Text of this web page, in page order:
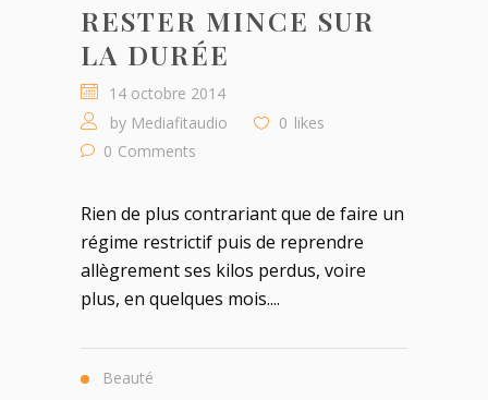
RESTER MINCE SUR
LA DURÉE
14 octobre 2014
by Mediafitaudio 0 likes
0 Comments
Rien de plus contrariant que de faire un
régime restrictif puis de reprendre
allègrement ses kilos perdus, voire
plus, en quelques mois....
Beauté